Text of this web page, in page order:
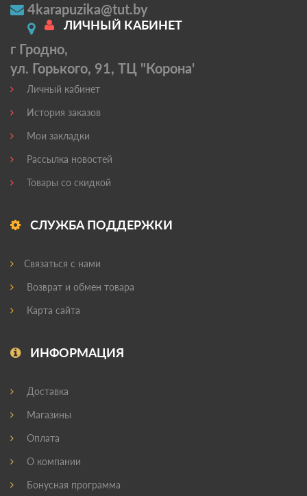
4karapuzika@tut.by
г Гродно,
ул. Горького, 91, ТЦ "Корона'
ЛИЧНЫЙ КАБИНЕТ
Личный кабинет
История заказов
Мои закладки
Рассылка новостей
Товары со скидкой
СЛУЖБА ПОДДЕРЖКИ
Связаться с нами
Возврат и обмен товара
Карта сайта
ИНФОРМАЦИЯ
Доставка
Магазины
Оплата
О компании
Бонусная программа